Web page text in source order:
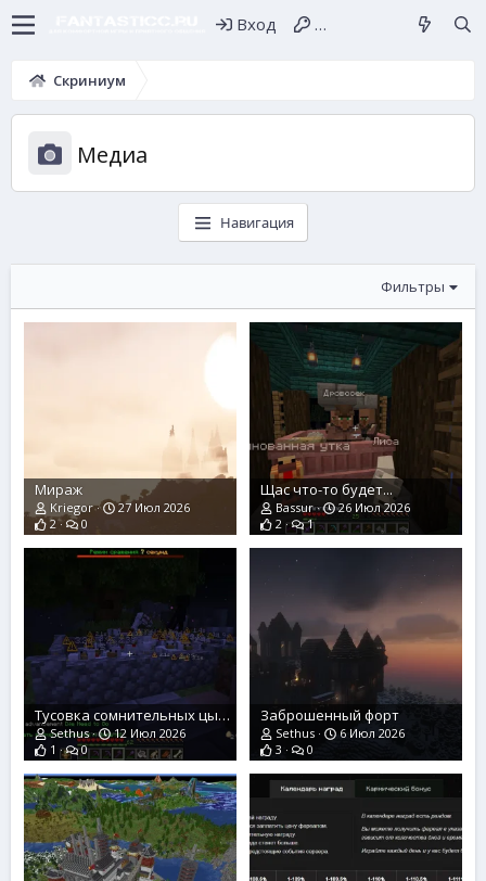
Вход Регистрация
Скриниум
Медиа
Навигация
Фильтры
Мираж
Kriegor
27 Июл 2026
2
0
Щас что-то будет...
Bassur
26 Июл 2026
2
1
Тусовка сомнительных цыпочек,
Sethus
12 Июл 2026
1
0
Заброшенный форт
Sethus
6 Июл 2026
3
0